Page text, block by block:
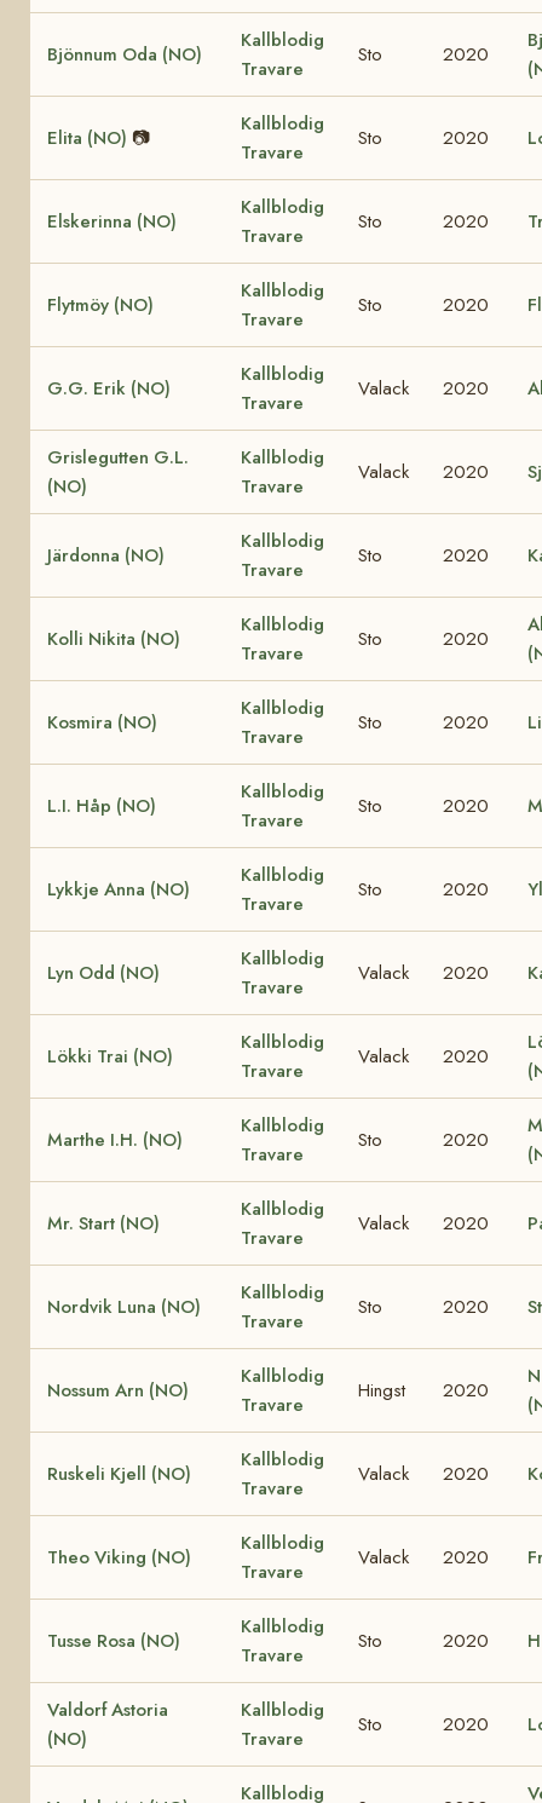
Bjönnum Oda (NO)
Kallblodig
Travare
Sto 2020
Elita (NO) 📷
Kallblodig
Travare
Sto 2020
Elskerinna (NO)
Kallblodig
Travare
Sto 2020
Flytmöy (NO)
Kallblodig
Travare
Sto 2020
G.G. Erik (NO)
Kallblodig
Travare
Valack 2020
Grislegutten G.L.
(NO)
Kallblodig
Travare
Valack 2020
Järdonna (NO)
Kallblodig
Travare
Sto 2020
Kolli Nikita (NO)
Kallblodig
Travare
Sto 2020
Kosmira (NO)
Kallblodig
Travare
Sto 2020
L.I. Håp (NO)
Kallblodig
Travare
Sto 2020
Lykkje Anna (NO)
Kallblodig
Travare
Sto 2020
Lyn Odd (NO)
Kallblodig
Travare
Valack 2020
Lökki Trai (NO)
Kallblodig
Travare
Valack 2020
Marthe I.H. (NO)
Kallblodig
Travare
Sto 2020
Mr. Start (NO)
Kallblodig
Travare
Valack 2020
Nordvik Luna (NO)
Kallblodig
Travare
Sto 2020
Nossum Arn (NO)
Kallblodig
Travare
Hingst 2020
Ruskeli Kjell (NO)
Kallblodig
Travare
Valack 2020
Theo Viking (NO)
Kallblodig
Travare
Valack 2020
Tusse Rosa (NO)
Kallblodig
Travare
Sto 2020
Valdorf Astoria
(NO)
Kallblodig
Travare
Sto 2020
Kallblodig